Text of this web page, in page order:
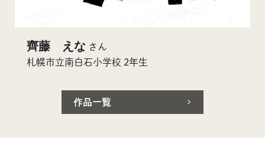
齊藤 えな さん
札幌市立南白石小学校 2年生
作品一覧